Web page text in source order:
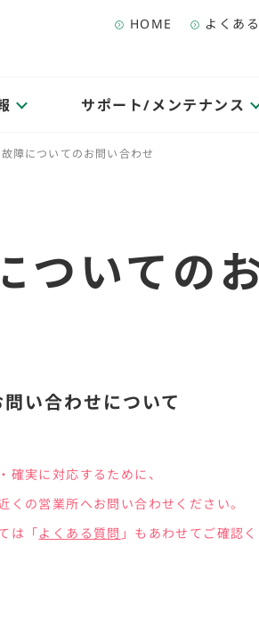
HOME よくあ
サポート/メンテナンス
障についてのお問い合わせ
ついての
い合わせについて
実に対応するために、
の営業所へお問い合わせください。
は「よくある質問 」もあわせてご確認く